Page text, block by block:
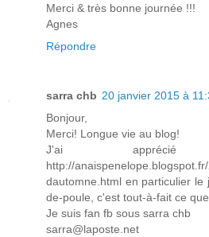
Merci & très bonne journée !!!
Agnes
Répondre
sarra chb 20 janvier 2015 à
Bonjour,
Merci! Longue vie au blog!
J'ai
http://
dautomne.html en particulier
de-poule, c'est tout-à-fait ce que
Je suis fan fb sous sarra chb
sarra@laposte.net